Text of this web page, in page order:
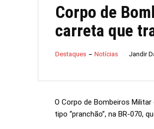
Corpo de
carreta que
Destaques Notícias Jandir
O Corpo de Bombeiros
tipo “pranchão”, na BR-070,